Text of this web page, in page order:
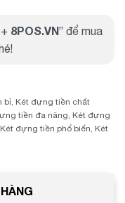
+ 8POS.VN” để mua
bỉ Két đựng tiền chất
tiền đa năng Két đựng
Két đựng tiền phổ biến Két